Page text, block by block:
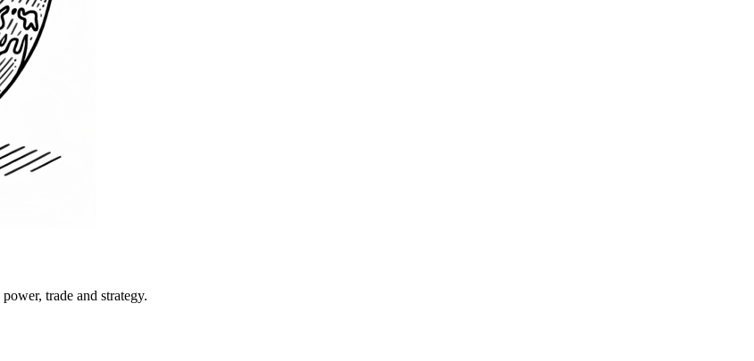
trade and strategy.